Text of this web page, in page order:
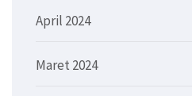
April 2024
Maret 2024